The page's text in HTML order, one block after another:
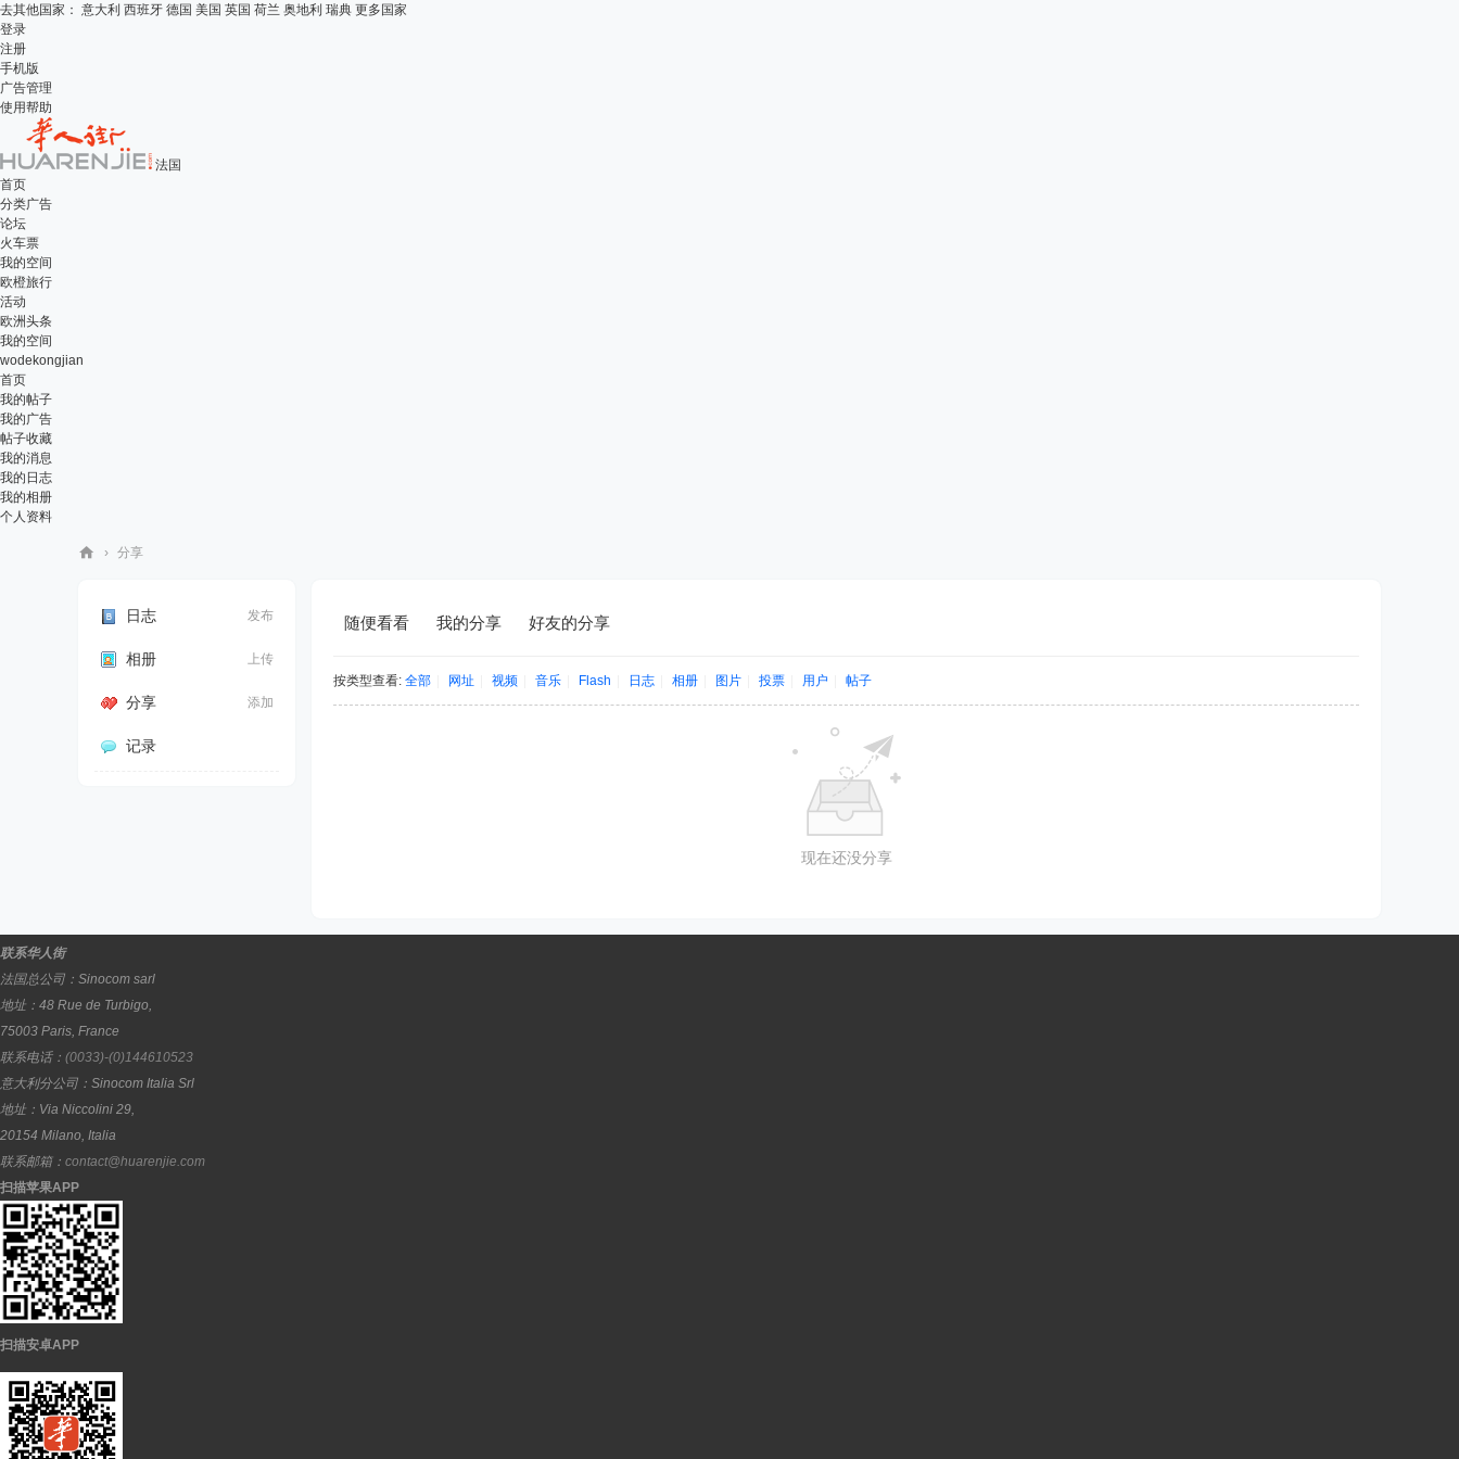
去其他国家： 意大利 西班牙 德国 美国 英国 荷兰 奥地利 瑞典 更多国家
登录
注册
手机版
广告管理
使用帮助
法国
首页
分类广告
论坛
火车票
我的空间
欧橙旅行
活动
欧洲头条
我的空间
wodekongjian
首页
我的帖子
我的广告
帖子收藏
我的消息
我的日志
我的相册
个人资料
› 分享
发布
日志
上传
相册
添加
分享
记录
随便看看 我的分享 好友的分享
按类型查看: 全部 网址 视频 音乐 Flash 日志 相册 图片 投票 用户 帖子
现在还没分享
联系华人街
法国总公司： Sinocom sarl
地址： 48 Rue de Turbigo,
75003 Paris, France
联系电话： (0033)-(0)144610523
意大利分公司： Sinocom Italia Srl
地址： Via Niccolini 29,
20154 Milano, Italia
联系邮箱： contact@huarenjie.com
扫描苹果APP
扫描安卓APP